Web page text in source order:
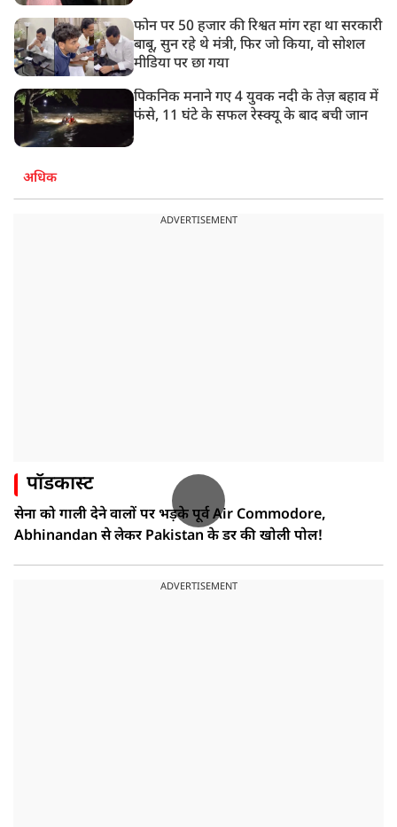
फोन पर 50 हजार की रिश्वत मांग रहा था सरकारी
बाबू, सुन रहे थे मंत्री, फिर जो किया, वो सोशल
मीडिया पर छा गया
पिकनिक मनाने गए 4 युवक नदी के तेज़ बहाव में
फंसे, 11 घंटे के सफल रेस्क्यू के बाद बची जान
अधिक
ADVERTISEMENT
पॉडकास्ट
सेना को गाली देने वालों पर भड़के पूर्व Air Commodore,
Abhinandan से लेकर Pakistan के डर की खोली पोल!
ADVERTISEMENT